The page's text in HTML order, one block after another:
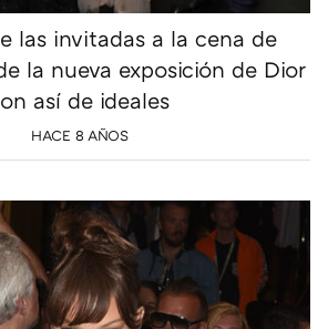
las invitadas a la cena de
la nueva exposición de Dior
así de ideales
HACE 8 AÑOS